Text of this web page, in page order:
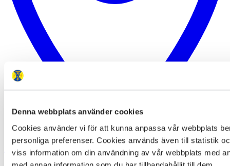
Denna webbplats använder cookies
Cookies använder vi för att kunna anpassa vår webbplats
personliga preferenser. Cookies används även till statistik
viss information om din användning av vår webbplats med
Hitta till boendet